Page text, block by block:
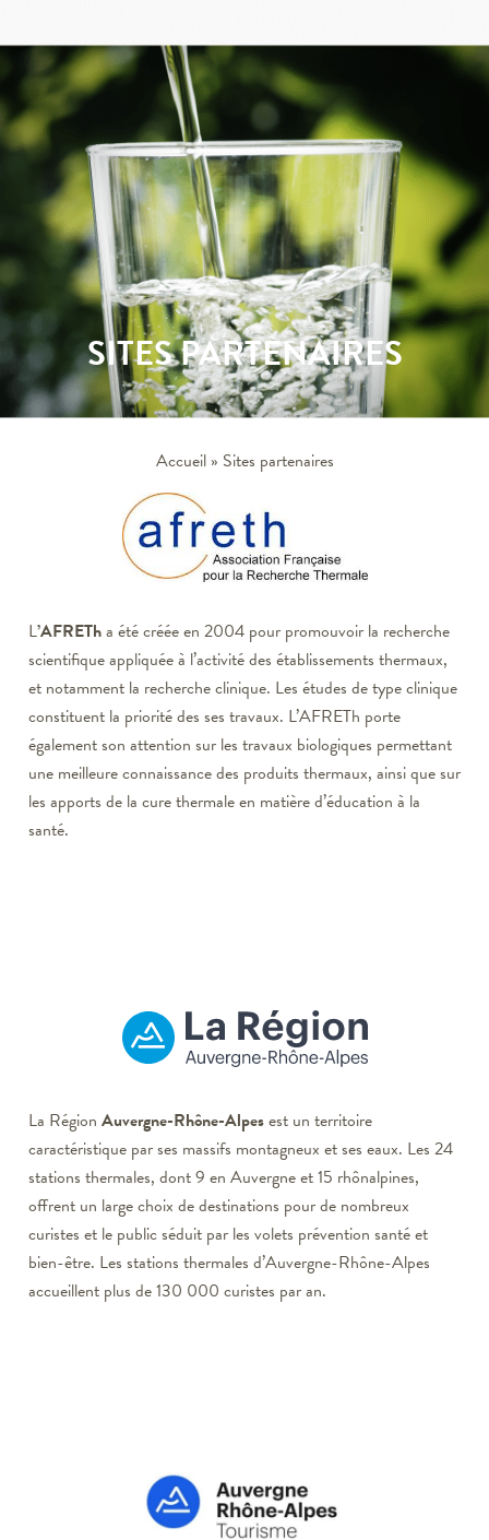
SITES PARTENAIRES
Accueil» Sites partenaires
L’AFRETha été créée en 2004 pour promouvoir la recherche
scientifique appliquée à l’activité des établissements thermaux,
et notamment la recherche clinique. Les études de type clinique
constituent la priorité des ses travaux. L’AFRETh porte
également son attention sur les travaux biologiques permettant
une meilleure connaissance des produits thermaux, ainsi que sur
les apports de la cure thermale en matière d’éducation à la
santé.
La Région Auvergne-Rhône-Alpesest un territoire
caractéristique par ses massifs montagneux et ses eaux. Les 24
stations thermales, dont 9 en Auvergne et 15 rhônalpines,
offrent un large choix de destinations pour de nombreux
curistes et le public séduit par les volets prévention santé et
bien-être. Les stations thermales d’Auvergne-Rhône-Alpes
accueillent plus de 130 000 curistes par an.